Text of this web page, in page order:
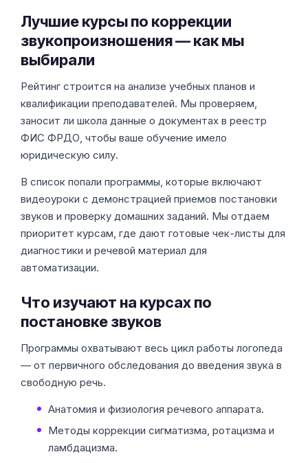
Лучшие курсы по коррекции
звукопроизношения — как мы
выбирали
Рейтинг строится на анализе учебных планов и
квалификации преподавателей. Мы проверяем,
заносит ли школа данные о документах в реестр
ФИС ФРДО, чтобы ваше обучение имело
юридическую силу.
В список попали программы, которые включают
видеоуроки с демонстрацией приемов постановки
звуков и проверку домашних заданий. Мы отдаем
приоритет курсам, где дают готовые чек-листы для
диагностики и речевой материал для
автоматизации.
Что изучают на курсах по
постановке звуков
Программы охватывают весь цикл работы логопеда
— от первичного обследования до введения звука в
свободную речь.
Анатомия и физиология речевого аппарата.
Методы коррекции сигматизма, ротацизма и
ламбдацизма.